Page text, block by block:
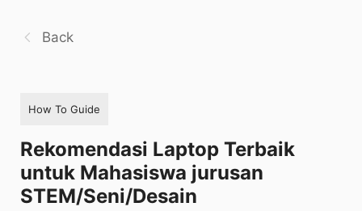
Back
How To Guide
Rekomendasi Laptop Terbaik
untuk Mahasiswa jurusan
STEM/Seni/Desain